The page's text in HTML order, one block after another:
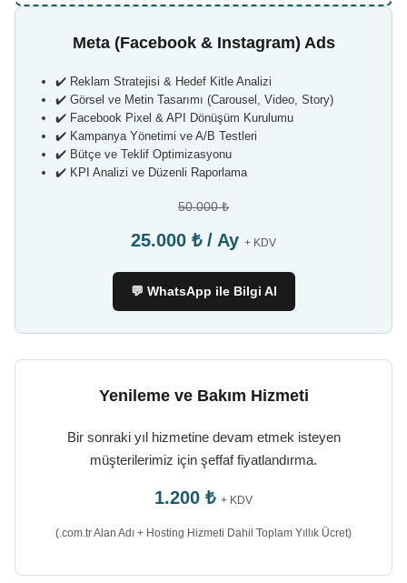
Meta (Facebook & Instagram) Ads
✔️ Reklam Stratejisi & Hedef Kitle Analizi
✔️ Görsel ve Metin Tasarımı (Carousel, Video, Story)
✔️ Facebook Pixel & API Dönüşüm Kurulumu
✔️ Kampanya Yönetimi ve A/B Testleri
✔️ Bütçe ve Teklif Optimizasyonu
✔️ KPI Analizi ve Düzenli Raporlama
50.000 ₺
25.000 ₺ / Ay + KDV
💬 WhatsApp ile Bilgi Al
Yenileme ve Bakım Hizmeti
Bir sonraki yıl hizmetine devam etmek isteyen
müşterilerimiz için şeffaf fiyatlandırma.
1.200 ₺ + KDV
(.com.tr Alan Adı + Hosting Hizmeti Dahil Toplam Yıllık Ücret)